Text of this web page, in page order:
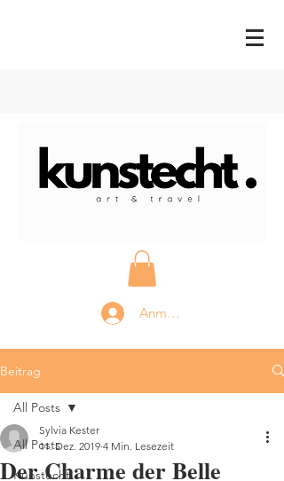
Anmelden
Beitrag
All Posts
Kunstecht
All Posts
Der Charme der Belle
Sylvia Kester
11. Dez. 2019 4 Min. Lesezeit